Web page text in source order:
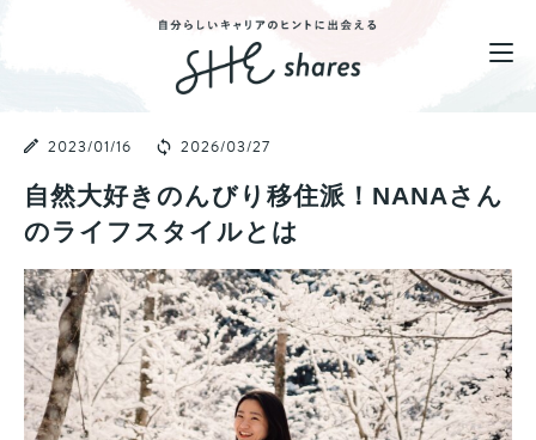
2023/01/16 2026/03/27
自然大好きのんびり移住派！NANAさん
のライフスタイルとは